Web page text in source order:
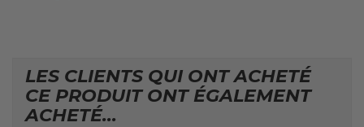
LES CLIENTS QUI ONT ACHETÉ
CE PRODUIT ONT ÉGALEMENT
ACHETÉ...